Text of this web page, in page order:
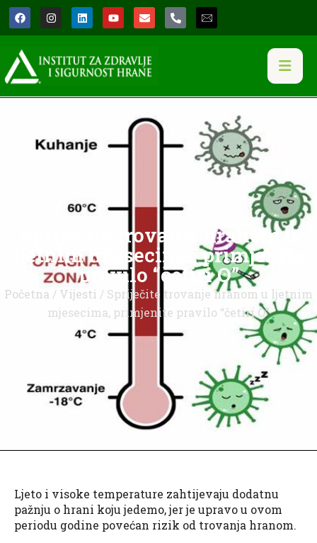
Spriječite trovanje hranom u
ljetnim mjesecima, primjenite
pravilo “četiri O”
Početna / Vijesti / Spriječite trovanje hranom u ljetnim
mjesecima, primjenite pravilo “četiri O”
Ljeto i visoke temperature zahtijevaju dodatnu
pažnju o hrani koju jedemo, jer je upravo u ovom
periodu godine povećan rizik od trovanja hranom.